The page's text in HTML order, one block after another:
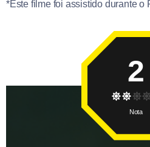
*Este filme foi assistido durante o
2
Nota